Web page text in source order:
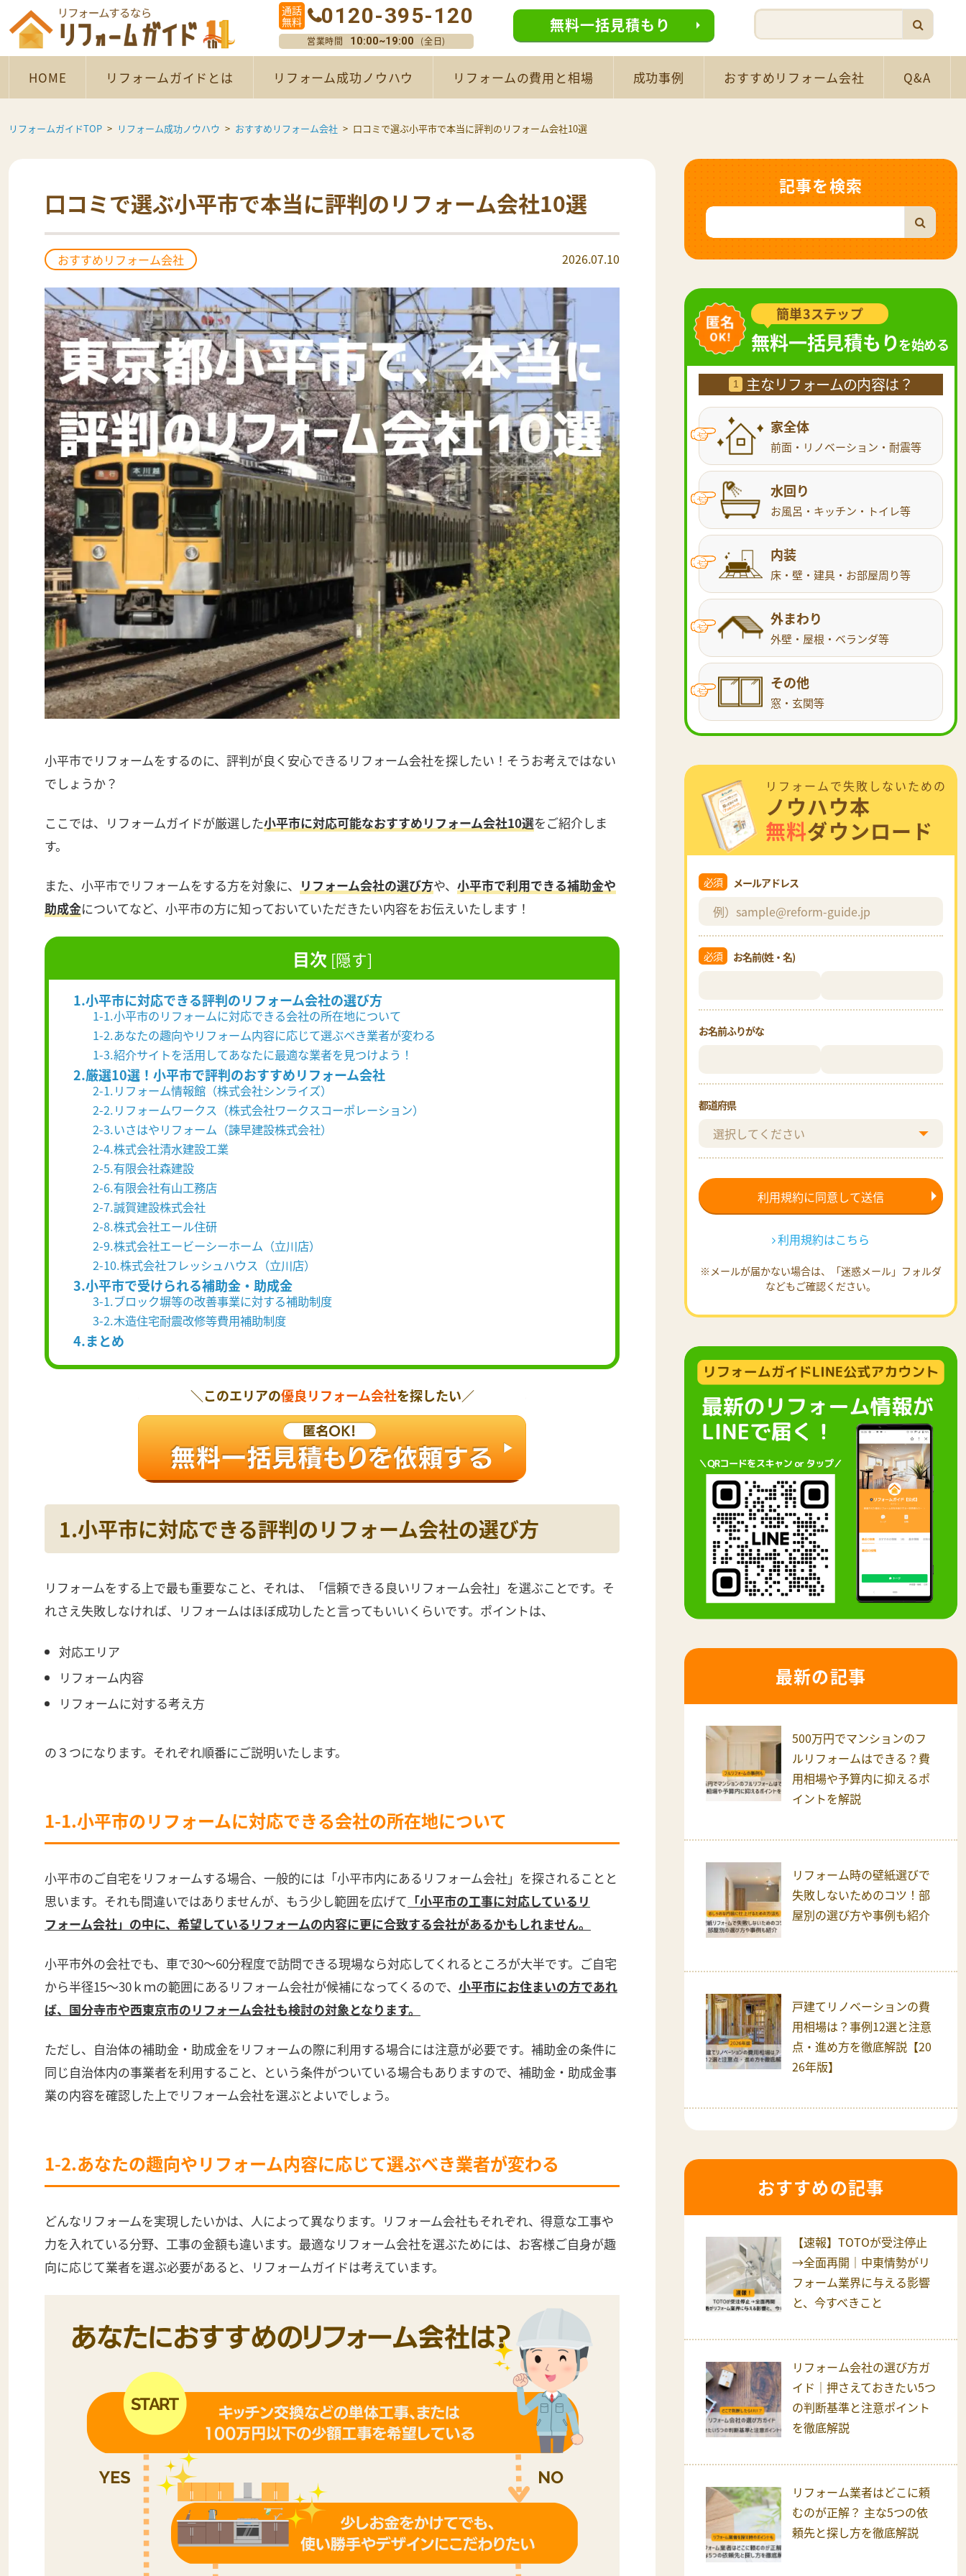
通話
無料
0120-395-120
営業時間 10:00~19:00 (全日)
無料一括見積もり
HOME リフォームガイドとは リフォーム成功ノウハウ リフォームの費用と相場 成功事例 おすすめリフォーム会社 Q&A
リフォームガイドTOP リフォーム成功ノウハウ おすすめリフォーム会社 口コミで選ぶ小平市で本当に評判のリフォーム会社10選
口コミで選ぶ小平市で本当に評判のリフォーム会社10選
おすすめリフォーム会社 2026.07.10
小平市でリフォームをするのに、評判が良く安心できるリフォーム会社を探したい！そうお考えではない
でしょうか？
ここでは、リフォームガイドが厳選した小平市に対応可能なおすすめリフォーム会社10選をご紹介しま
す。
また、小平市でリフォームをする方を対象に、 リフォーム会社の選び方や、 小平市で利用できる補助金や
助成金についてなど、小平市の方に知っておいていただきたい内容をお伝えいたします！
目次 [隠す]
1.小平市に対応できる評判のリフォーム会社の選び方
1-1.小平市のリフォームに対応できる会社の所在地について
1-2.あなたの趣向やリフォーム内容に応じて選ぶべき業者が変わる
1-3.紹介サイトを活用してあなたに最適な業者を見つけよう！
2.厳選10選！小平市で評判のおすすめリフォーム会社
2-1.リフォーム情報館（株式会社シンライズ）
2-2.リフォームワークス（株式会社ワークスコーポレーション）
2-3.いさはやリフォーム（諫早建設株式会社）
2-4.株式会社清水建設工業
2-5.有限会社森建設
2-6.有限会社有山工務店
2-7.誠賀建設株式会社
2-8.株式会社エール住研
2-9.株式会社エービーシーホーム（立川店）
2-10.株式会社フレッシュハウス（立川店）
3.小平市で受けられる補助金・助成金
3-1.ブロック塀等の改善事業に対する補助制度
3-2.木造住宅耐震改修等費用補助制度
4.まとめ
＼このエリアの優良リフォーム会社を探したい／
1.小平市に対応できる評判のリフォーム会社の選び方
リフォームをする上で最も重要なこと、それは、「信頼できる良いリフォーム会社」を選ぶことです。そ
れさえ失敗しなければ、リフォームはほぼ成功したと言ってもいいくらいです。ポイントは、
対応エリア
リフォーム内容
リフォームに対する考え方
の３つになります。それぞれ順番にご説明いたします。
1-1.小平市のリフォームに対応できる会社の所在地について
小平市のご自宅をリフォームする場合、一般的には「小平市内にあるリフォーム会社」を探されることと
思います。それも間違いではありませんが、もう少し範囲を広げて 「小平市の工事に対応しているリ
フォーム会社」の中に、希望しているリフォームの内容に更に合致する会社があるかもしれません。
小平市外の会社でも、車で30～60分程度で訪問できる現場なら対応してくれるところが大半です。ご自宅
から半径15～30ｋｍの範囲にあるリフォーム会社が候補になってくるので、 小平市にお住まいの方であれ
ば、国分寺市や西東京市のリフォーム会社も検討の対象となります。
ただし、自治体の補助金・助成金をリフォームの際に利用する場合には注意が必要です。補助金の条件に
同じ自治体内の事業者を利用すること、という条件がついている場合もありますので、補助金・助成金事
業の内容を確認した上でリフォーム会社を選ぶとよいでしょう。
1-2.あなたの趣向やリフォーム内容に応じて選ぶべき業者が変わる
どんなリフォームを実現したいかは、人によって異なります。リフォーム会社もそれぞれ、得意な工事や
力を入れている分野、工事の金額も違います。最適なリフォーム会社を選ぶためには、お客様ご自身が趣
向に応じて業者を選ぶ必要があると、リフォームガイドは考えています。
記事を検索
簡単3ステップ
無料一括見積もりを始める
1 主なリフォームの内容は？
家全体
前面・リノベーション・耐震等
水回り
お風呂・キッチン・トイレ等
内装
床・壁・建具・お部屋周り等
外まわり
外壁・屋根・ベランダ等
その他
窓・玄関等
リフォームで失敗しないための
ノウハウ本
無料ダウンロード
必須 メールアドレス
必須 お名前(姓・名)
お名前ふりがな
都道府県
利用規約はこちら
※メールが届かない場合は、「迷惑メール」フォルダ
などもご確認ください。
最新の記事
500万円でマンションのフ
ルリフォームはできる？費
用相場や予算内に抑えるポ
イントを解説
リフォーム時の壁紙選びで
失敗しないためのコツ！部
屋別の選び方や事例も紹介
戸建てリノベーションの費
用相場は？事例12選と注意
点・進め方を徹底解説【20
26年版】
おすすめの記事
【速報】TOTOが受注停止
→全面再開｜中東情勢がリ
フォーム業界に与える影響
と、今すべきこと
リフォーム会社の選び方ガ
イド｜押さえておきたい5つ
の判断基準と注意ポイント
を徹底解説
リフォーム業者はどこに頼
むのが正解？ 主な5つの依
頼先と探し方を徹底解説